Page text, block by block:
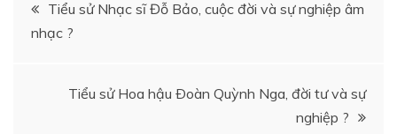
hướng
Tiểu sử Nhạc sĩ Đỗ Bảo, cuộc đời và sự nghiệp âm
nhạc ?
Tiểu sử Hoa hậu Ðoàn Quỳnh Nga, đời tư và sự
nghiệp ?